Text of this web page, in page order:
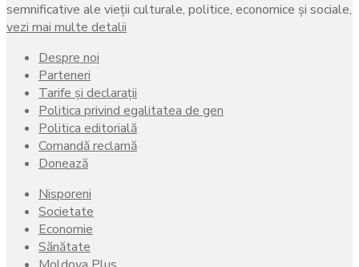
semnificative ale vieţii culturale, politice, economice şi sociale,
vezi mai multe detalii
Despre noi
Parteneri
Tarife și declarații
Politica privind egalitatea de gen
Politica editorială
Comandă reclamă
Donează
Nisporeni
Societate
Economie
Sănătate